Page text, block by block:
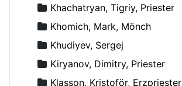
Khachatryan, Tigriy, Priester
Khomich, Mark, Mönch
Khudiyev, Sergej
Kiryanov, Dimitry, Priester
Klasson, Kristoför, Erzpriester